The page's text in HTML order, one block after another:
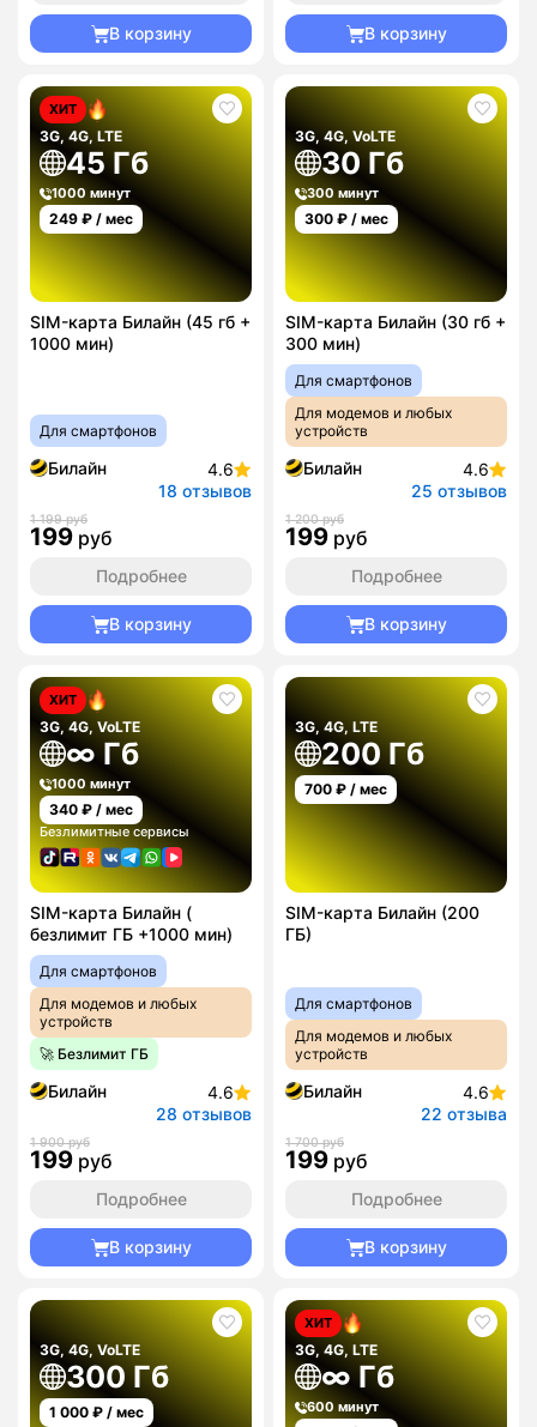
В корзину В корзину
ХИТ
3G, 4G, LTE
45 Гб
1000 минут
249 ₽ / мес
SIM-карта Билайн (45 гб +
1000 мин)
Для смартфонов
Билайн
4.6
18 отзывов
1 199 руб
199 руб
Подробнее
В корзину
3G, 4G, VoLTE
30 Гб
300 минут
300 ₽ / мес
SIM-карта Билайн (30 гб +
300 мин)
Для смартфонов
Для модемов и любых
устройств
Билайн
4.6
25 отзывов
1 200 руб
199 руб
Подробнее
В корзину
ХИТ
3G, 4G, VoLTE
∞ Гб
1000 минут
340 ₽ / мес
Безлимитные сервисы
SIM-карта Билайн (
безлимит ГБ +1000 мин)
Для смартфонов
Для модемов и любых
устройств
🚀 Безлимит ГБ
Билайн
4.6
28 отзывов
1 900 руб
199 руб
Подробнее
В корзину
3G, 4G, LTE
200 Гб
700 ₽ / мес
SIM-карта Билайн (200
ГБ)
Для смартфонов
Для модемов и любых
устройств
Билайн
4.6
22 отзыва
1 700 руб
199 руб
Подробнее
В корзину
3G, 4G, VoLTE
300 Гб
1 000 ₽ / мес
ХИТ
3G, 4G, LTE
∞ Гб
600 минут